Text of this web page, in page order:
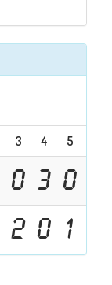
3 4 5
0 3 0
2 0 1